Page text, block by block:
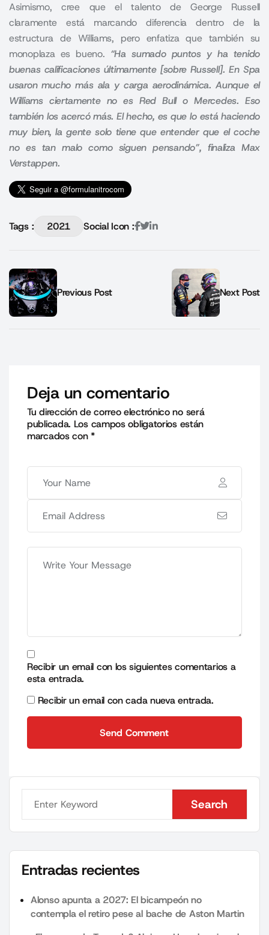
Asimismo, cree que el talento deGeorge Russell
claramente está marcando diferencia dentro de la
estructura de Williams, pero enfatiza que también su
monoplaza es bueno. “Ha sumado puntos y ha tenido
buenas calificaciones últimamente [sobre Russell]. En Spa
usaron mucho más ala y carga aerodinámica. Aunque el
Williams ciertamente no es Red Bull o Mercedes. Eso
también los acercó más. El hecho, es que lo está haciendo
muy bien, la gente solo tiene que entender que el coche
no es tan malo como siguen pensando”, finaliza Max
Verstappen.
Tags : 2021 Social Icon :
Previous Post Next Post
Deja un comentario
Tu dirección de correo electrónico no será
publicada. Los campos obligatorios están
marcados con*
Recibir un email con los siguientes comentarios a
esta entrada.
Recibir un email con cada nueva entrada.
Send Comment
Search
Search
Entradas recientes
Alonso apunta a 2027: El bicampeón no
contempla el retiro pese al bache de Aston Martin